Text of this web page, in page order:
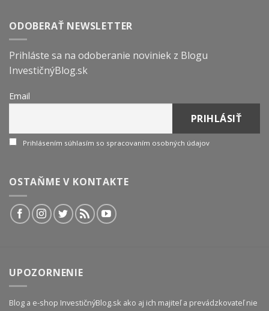
ODOBERAŤ NEWSLETTER
Prihláste sa na odoberanie noviniek z Blogu
InvestičnýBlog.sk
Email
Prihlásením súhlasím so spracovaním osobných údajov
OSTAŇME V KONTAKTE
UPOZORNENIE
Blog a e-shop InvestičnýBlog.sk ako aj ich majiteľ a prevádzkovateľ nie